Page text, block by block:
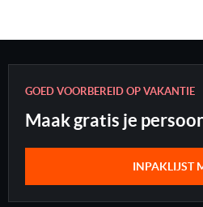
GOED VOORBEREID OP VAKANTIE
Maak gratis je
INPAKLIJST